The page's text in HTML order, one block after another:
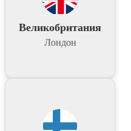
Великобритания
Лондон